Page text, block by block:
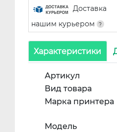
Доставка
нашим курьером
Характеристики
Артикул
Вид товара
Марка принтера
Модель